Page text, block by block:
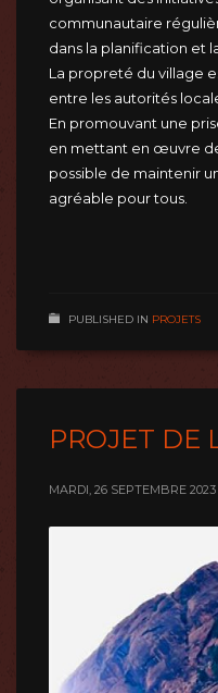
communautaire
dans la planification et
La propreté du village
entre les autorités
En promouvant une
en mettant en œuvre
possible de maintenir
agréable pour tous.
PUBLISHED IN PROJETS
PROJET DE
MARDI, 26 SEPTEMBRE 2023